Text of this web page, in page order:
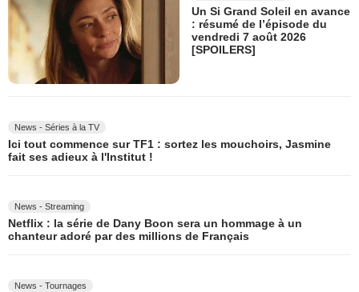
Un Si Grand Soleil en avance
: résumé de l’épisode du
vendredi 7 août 2026
[SPOILERS]
News - Séries à la TV
Ici tout commence sur TF1 : sortez les mouchoirs, Jasmine
fait ses adieux à l'Institut !
News - Streaming
Netflix : la série de Dany Boon sera un hommage à un
chanteur adoré par des millions de Français
News - Tournages